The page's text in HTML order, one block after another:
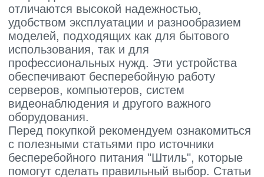
Однофазные стабилизаторы
Трехфазные стабилизаторы
Стабилизаторы три фазы в одну
Стабилизаторы для котлов Серия Термо
(Т)
Стабилизаторы инверторные ИнСтаб
Стабилизаторы серии R
Стабилизаторы в стойку Rack 19
Стабилизаторы настенные
Источники бесперебойного питания
Однофазные ИБП
ИБП постоянного тока
Комплекты ИБП и стабилизаторов
Аксессуары